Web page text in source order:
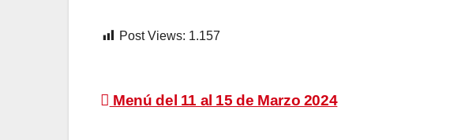
Post Views: 1.157
Navegación
Menú del 11 al 15 de Marzo 2024